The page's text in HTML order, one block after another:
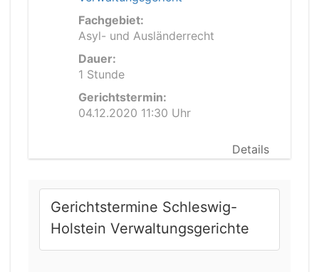
Fachgebiet:
Asyl- und Ausländerrecht
Dauer:
1 Stunde
Gerichtstermin:
04.12.2020 11:30 Uhr
Details
Gerichtstermine Schleswig-
Holstein Verwaltungsgerichte